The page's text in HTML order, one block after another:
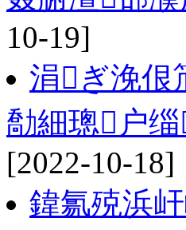
10-19]
涓ぎ浼佷
勪細璁户
[2022-10-18]
鍏氱殑浜